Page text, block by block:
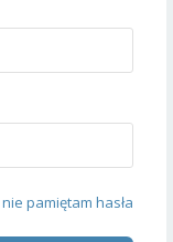
nie pamiętam hasła